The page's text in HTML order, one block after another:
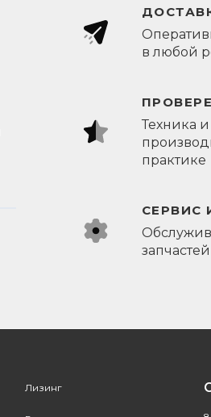
в любой
Техника
практике
СЕРВИС
Лизинг